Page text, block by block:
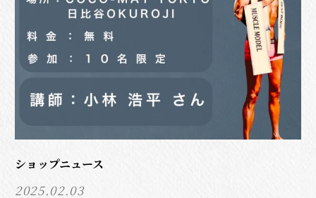
ショップニュース
2025.02.03